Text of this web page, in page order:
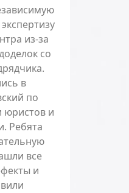
из-за
со
в
по
юристов и
Ребята
все
и